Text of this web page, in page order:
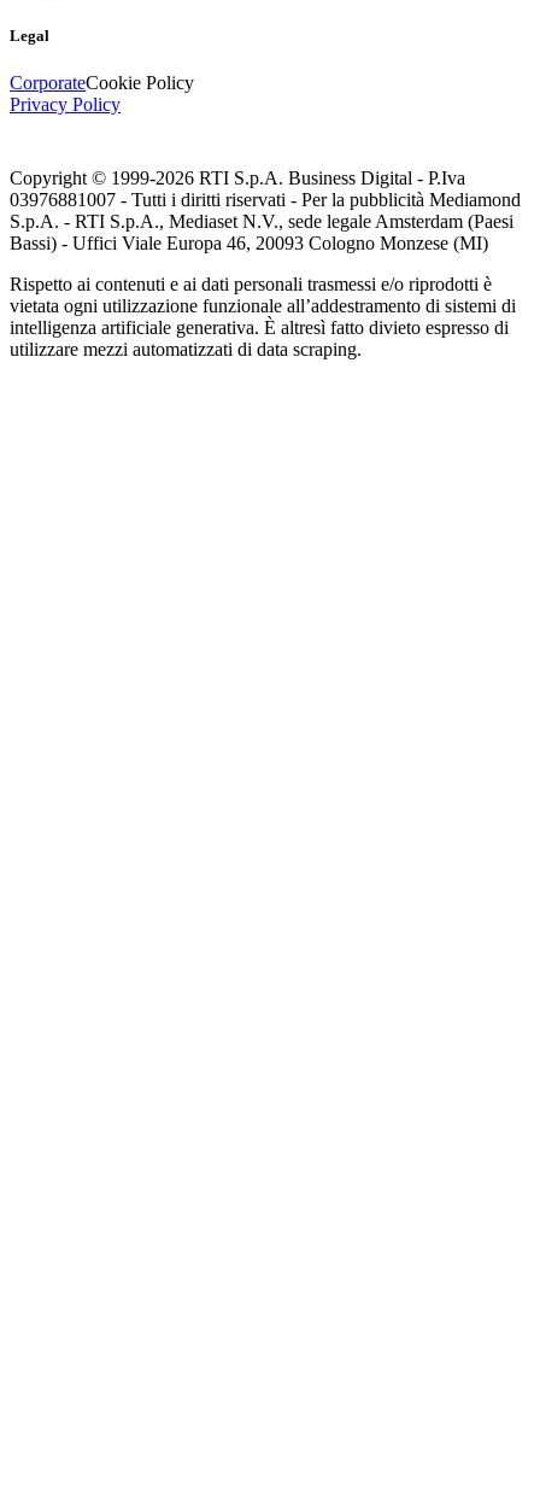
Legal
CorporateCookie Policy
Privacy Policy
Copyright © 1999-2026 RTI S.p.A. Business Digital - P.Iva
03976881007 - Tutti i diritti riservati - Per la pubblicità Mediamond
S.p.A. - RTI S.p.A., Mediaset N.V., sede legale Amsterdam (Paesi
Bassi) - Uffici Viale Europa 46, 20093 Cologno Monzese (MI)
Rispetto ai contenuti e ai dati personali trasmessi e/o riprodotti è
vietata ogni utilizzazione funzionale all’addestramento di sistemi di
intelligenza artificiale generativa. È altresì fatto divieto espresso di
utilizzare mezzi automatizzati di data scraping.